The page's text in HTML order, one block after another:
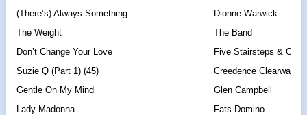
(There’s) Always Something
Dionne Warwick
The Weight
The Band
Don’t Change Your Love
Five Stairsteps &
Suzie Q (Part 1) (45)
Creedence Clearwater
Gentle On My Mind
Glen Campbell
Lady Madonna
Fats Domino